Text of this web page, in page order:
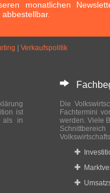
monatlichen
Verkaufspolitik
ist
als in
Die
Fachtermini
werden. Viele